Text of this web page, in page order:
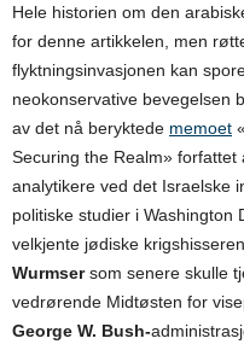
Hele historien om den
for denne artikkelen, men
flyktningsinvasjonen kan
neokonservative bevegelsen
av det nå beryktede memoet
Securing the Realm»
analytikere ved det Israelske
politiske studier i Washington
velkjente jødiske krigshisseren
Wurmsersom senere skulle
vedrørende Midtøsten for
George W. Bush-